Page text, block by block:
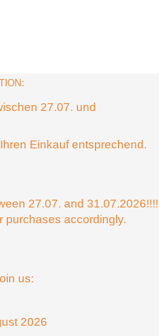
27.07. und
Einkauf entsprechend.
27.07. and 31.07.2026!!!!
purchases accordingly.
us:
2026